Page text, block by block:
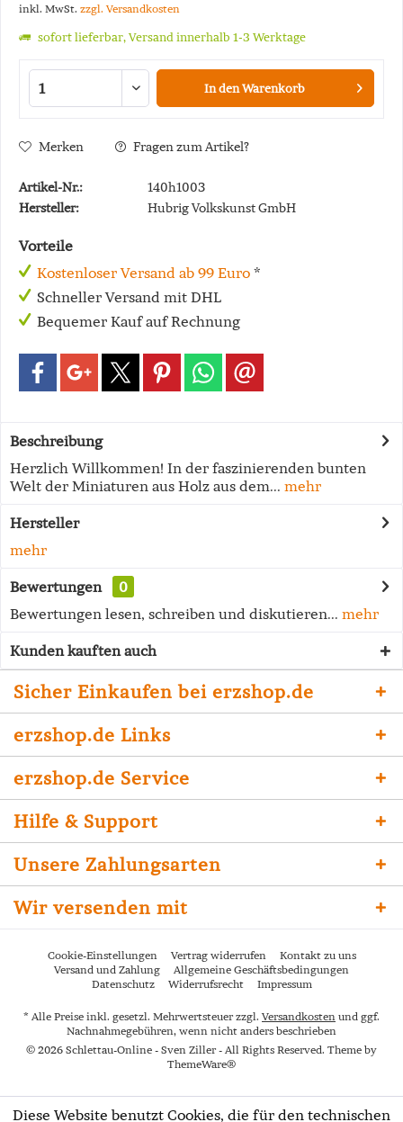
inkl. MwSt. zzgl. Versandkosten
sofort lieferbar, Versand innerhalb 1-3 Werktage
In denWarenkorb
Merken Fragen zum Artikel?
Artikel-Nr.:
140h1003
Hersteller:
Hubrig Volkskunst GmbH
Vorteile
Kostenloser Versand ab 99 Euro *
Schneller Versand mit DHL
Bequemer Kauf auf Rechnung
Beschreibung
Herzlich Willkommen! In der faszinierenden bunten
Welt der Miniaturen aus Holz aus dem... mehr
Hersteller
mehr
Bewertungen
0
Bewertungen lesen, schreiben und diskutieren... mehr
Kunden kauften auch
Sicher Einkaufen bei erzshop.de
erzshop.de Links
erzshop.de Service
Hilfe & Support
Unsere Zahlungsarten
Wir versenden mit
Cookie-Einstellungen Vertrag widerrufen
Kontakt zu uns
Versand und Zahlung
Allgemeine Geschäftsbedingungen
Datenschutz
Widerrufsrecht Impressum
* Alle Preise inkl. gesetzl. Mehrwertsteuer zzgl. Versandkosten und ggf.
Nachnahmegebühren, wenn nicht anders beschrieben
© 2026 Schlettau-Online - Sven Ziller - All Rights Reserved. Theme by
ThemeWare®
Diese Website benutzt Cookies, die für den technischen